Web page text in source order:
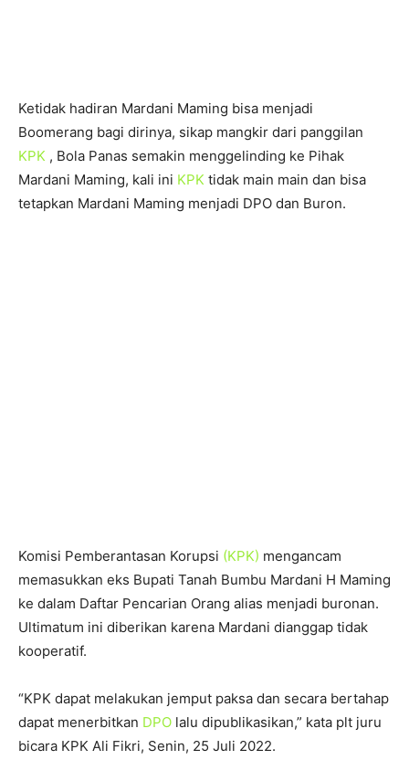
Ketidak hadiran Mardani Maming bisa menjadi
Boomerang bagi dirinya, sikap mangkir dari panggilan
KPK , Bola Panas semakin menggelinding ke Pihak
Mardani Maming, kali ini KPK tidak main main dan bisa
tetapkan Mardani Maming menjadi DPO dan Buron.
Komisi Pemberantasan Korupsi (KPK) mengancam
memasukkan eks Bupati Tanah Bumbu Mardani H Maming
ke dalam Daftar Pencarian Orang alias menjadi buronan.
Ultimatum ini diberikan karena Mardani dianggap tidak
kooperatif.
“KPK dapat melakukan jemput paksa dan secara bertahap
dapat menerbitkan DPO lalu dipublikasikan,” kata plt juru
bicara KPK Ali Fikri, Senin, 25 Juli 2022.